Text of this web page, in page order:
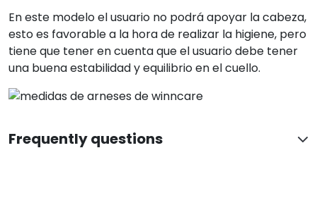
En este modelo el usuario no podrá apoyar la cabeza,
esto es favorable a la hora de realizar la higiene, pero
tiene que tener en cuenta que el usuario debe tener
una buena estabilidad y equilibrio en el cuello.
Frequently questions